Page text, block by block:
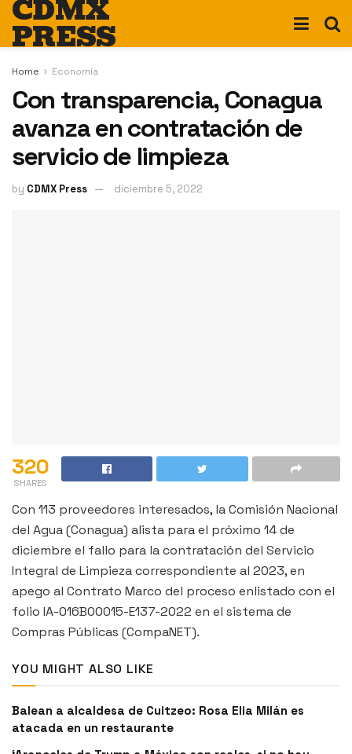
CDMX
PRESS
Home Economía
Con transparencia, Conagua
avanza en contratación de
servicio de limpieza
by CDMX Press diciembre 5, 2022
320
SHARES
Con 113 proveedores interesados, la Comisión Nacional
del Agua (Conagua) alista para el próximo 14 de
diciembre el fallo para la contratación del Servicio
Integral de Limpieza correspondiente al 2023, en
apego al Contrato Marco del proceso enlistado con el
folio IA-016B00015-E137-2022 en el sistema de
Compras Públicas (CompaNET).
YOU MIGHT ALSO LIKE
Balean a alcaldesa de Cuitzeo: Rosa Elia Milán es
atacada en un restaurante